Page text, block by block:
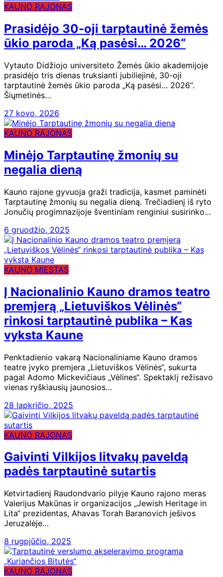
KAUNO RAJONAS
Prasidėjo 30-oji tarptautinė žemės
ūkio paroda „Ką pasėsi… 2026“
Vytauto Didžiojo universiteto Žemės ūkio akademijoje
prasidėjo tris dienas truksianti jubiliejinė, 30-oji
tarptautinė žemės ūkio paroda „Ką pasėsi… 2026“.
Šiųmetinės…
27 kovo, 2026
KAUNO RAJONAS
Minėjo Tarptautinę žmonių su
negalia dieną
Kauno rajone gyvuoja graži tradicija, kasmet paminėti
Tarptautinę žmonių su negalia dieną. Trečiadienį iš ryto
Jonučių progimnazijoje šventiniam renginiui susirinko…
6 gruodžio, 2025
KAUNO MIESTAS
Į Nacionalinio Kauno dramos teatro
premjerą „Lietuviškos Vėlinės“
rinkosi tarptautinė publika – Kas
vyksta Kaune
Penktadienio vakarą Nacionaliniame Kauno dramos
teatre įvyko premjera „Lietuviškos Vėlinės“, sukurta
pagal Adomo Mickevičiaus „Vėlines“. Spektaklį režisavo
vienas ryškiausių jaunosios…
28 lapkričio, 2025
KAUNO RAJONAS
Gaivinti Vilkijos litvakų paveldą
padės tarptautinė sutartis
Ketvirtadienį Raudondvario pilyje Kauno rajono meras
Valerijus Makūnas ir organizacijos „Jewish Heritage in
Lita“ prezidentas, Ahavas Torah Baranovich ješivos
Jeruzalėje…
8 rugpjūčio, 2025
KAUNO RAJONAS